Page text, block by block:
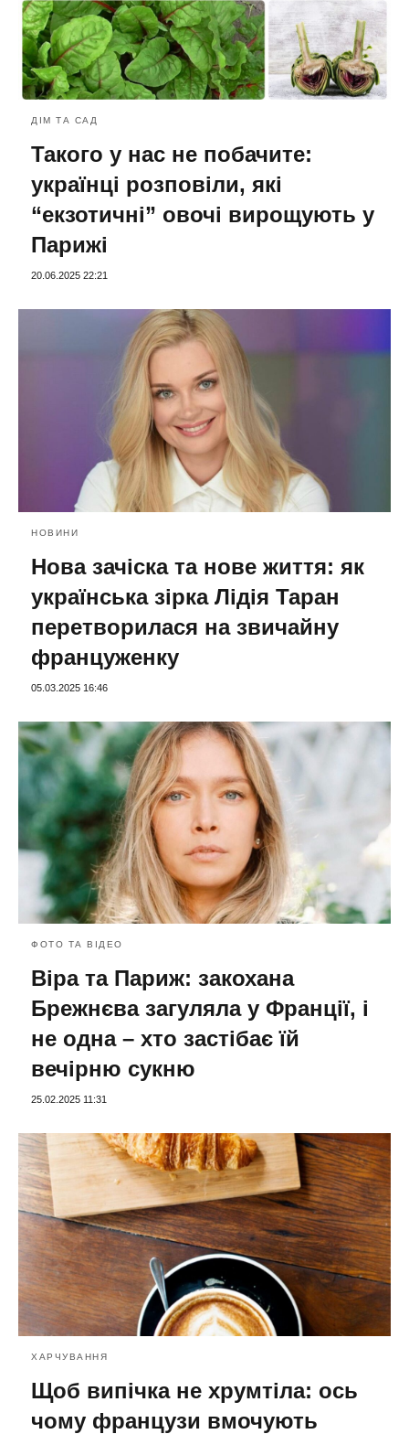
ДІМ ТА САД
Такого у нас не побачите:
українці розповіли, які
“екзотичні” овочі вирощують у
Парижі
20.06.2025 22:21
НОВИНИ
Нова зачіска та нове життя: як
українська зірка Лідія Таран
перетворилася на звичайну
француженку
05.03.2025 16:46
ФОТО ТА ВІДЕО
Віра та Париж: закохана
Брежнєва загуляла у Франції, і
не одна – хто застібає їй
вечірню сукню
25.02.2025 11:31
ХАРЧУВАННЯ
Щоб випічка не хрумтіла: ось
чому французи вмочують